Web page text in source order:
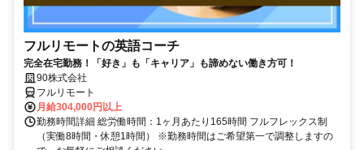
フルリモートの英語コーチ
完全在宅勤務！「好き」も「キャリア」も諦めない働き方可！
90株式会社
フルリモート
月給304,000円以上
勤務時間詳細 総労働時間：1ヶ月あたり165時間 フルフレックス制
（実働8時間・休憩1時間） ※勤務時間はご希望第一で調整しますの